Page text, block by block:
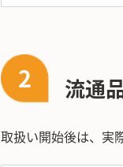
2 流通
取扱い開始後は、実